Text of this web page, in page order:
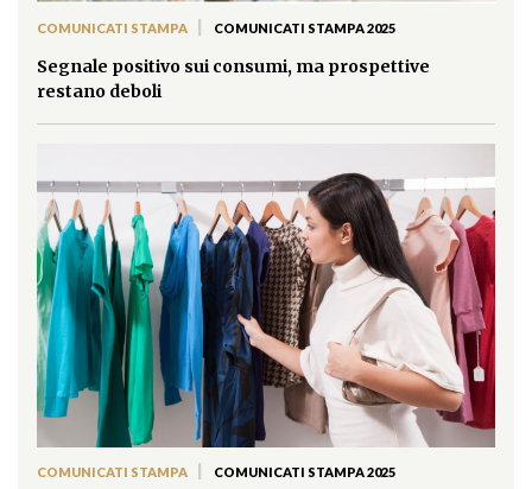
COMUNICATI STAMPA COMUNICATI STAMPA 2025
Segnale positivo sui consumi, ma prospettive
restano deboli
COMUNICATI STAMPA COMUNICATI STAMPA 2025